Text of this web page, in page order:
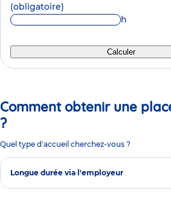
(obligatoire)
h
Calculer
Comment obtenir une
?
Quel type d'accueil cherchez-vous ?
Longue durée via l'employeur